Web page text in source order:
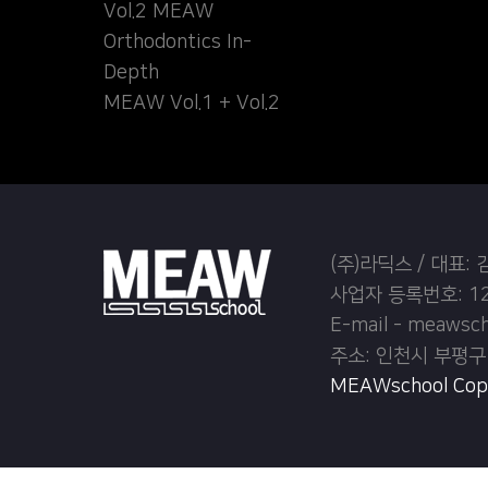
Vol.2 MEAW
Orthodontics In-
Depth
MEAW Vol.1 + Vol.2
(주)라딕스 / 대표:
사업자 등록번호:
E-mail -
주소: 인천시 부평
MEAWschool